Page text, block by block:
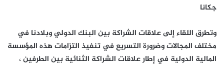
جكانا
وتطرق اللقاء إلى علاقات الشراكة بين البنك الدولي وبلادنا في
مختلف المجالات وضرورة التسريع في تنفيذ التزامات هذه المؤسسة
المالية الدولية في إطار علاقات الشراكة الثنائية بين الطرفين ،